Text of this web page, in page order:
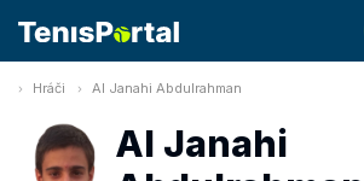
Hráči Al Janahi Abdulrahman
Al Janahi